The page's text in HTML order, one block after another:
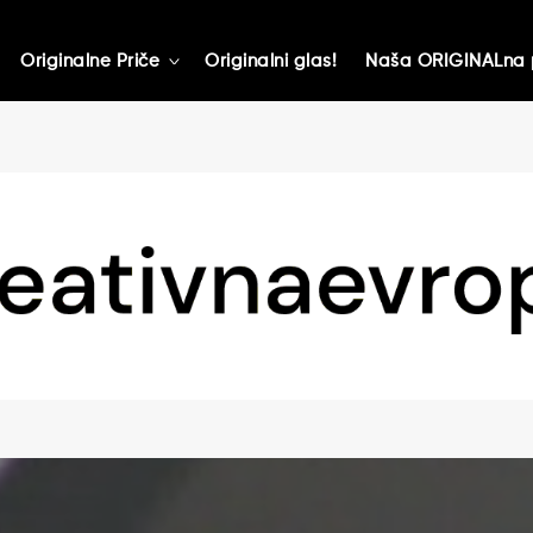
Originalne Priče toggle
Originalni glas! Naša